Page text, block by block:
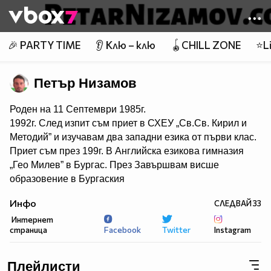
👾
🎉 PARTY TIME 👂 Клю – клю 🪀CHILL ZONE
Петър Низамов
Роден на 11 Септември 1985г.
1992г. След изпит съм приет в СХЕУ „Св.Св. Кирил и
Методий” и изучавам два западни езика от първи клас.
Приет съм през 199г. В Английска езикова гимназия
„Гео Милев” в Бургас. През Завършвам висше
образовение в Бургаския
2018г. с отличен. Основател и организатор през 2016г.
на две каузи , превърнати по-късно в благотворителни
неправителствени организации.
Европа”, започнало с наименованието „Цивилни
Инфо СЛЕДВАЙ33
Интернет
страница
Facebook Twitter Instagram
Плейлисти